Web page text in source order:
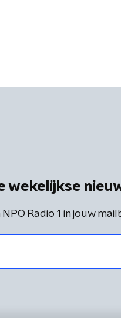
wekelijkse
Radio 1 in jouw